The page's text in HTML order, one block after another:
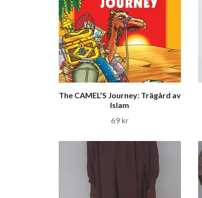
The CAMEL’S Journey: Trägård av
Islam
69 kr